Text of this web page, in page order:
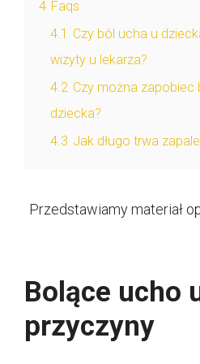
4 Faqs
4.1 Czy ból ucha u
wizyty u lekarza?
4.2 Czy można zapobiec
dziecka?
4.3 Jak długo trwa
Przedstawiamy materiał
Bolące ucho
przyczyny